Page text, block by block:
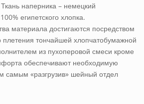
наперника – немецкий
египетского хлопка.
материала достигаются посредством
плетения тончайшей хлопчатобумажной
из пухоперовой смеси кроме
обеспечивают необходимую
самым «разгрузив» шейный отдел